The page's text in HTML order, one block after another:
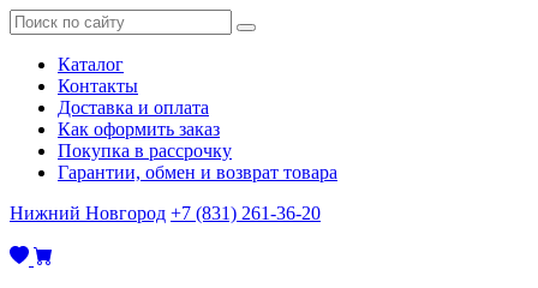
Каталог
Контакты
Доставка и оплата
Как оформить заказ
Покупка в рассрочку
Гарантии, обмен и возврат товара
Нижний Новгород +7 (831) 261-36-20